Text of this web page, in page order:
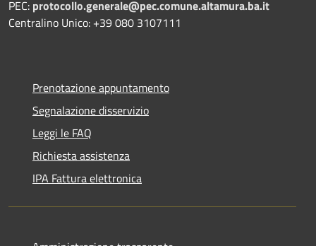
PEC: protocollo.generale@pec.comune.altamura.ba.it
Centralino Unico: +39 080 3107111
Prenotazione appuntamento
Segnalazione disservizio
Leggi le FAQ
Richiesta assistenza
IPA Fattura elettronica